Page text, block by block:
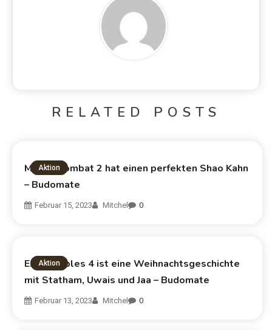
RELATED POSTS
Aktion
Mortal Kombat 2 hat einen perfekten Shao Kahn
– Budomate
Februar 15, 2023 Mitchel 0
Aktion
Expendables 4 ist eine Weihnachtsgeschichte
mit Statham, Uwais und Jaa – Budomate
Februar 13, 2023 Mitchel 0